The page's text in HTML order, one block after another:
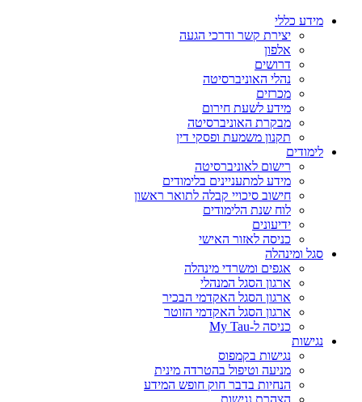
מידע כללי
יצירת קשר ודרכי הגעה
אלפון
דרושים
נהלי האוניברסיטה
מכרזים
מידע לשעת חירום
מבקרת האוניברסיטה
תקנון משמעת ופסקי דין
לימודים
רישום לאוניברסיטה
מידע למתעניינים בלימודים
חישוב סיכויי קבלה לתואר ראשון
לוח שנת הלימודים
ידיעונים
כניסה לאזור האישי
סגל ומינהלה
אגפים ומשרדי מינהלה
ארגון הסגל המנהלי
ארגון הסגל האקדמי הבכיר
ארגון הסגל האקדמי הזוטר
כניסה ל-My Tau
נגישות
נגישות בקמפוס
מניעה וטיפול בהטרדה מינית
הנחיות בדבר חוק חופש המידע
הצהרת נגישות